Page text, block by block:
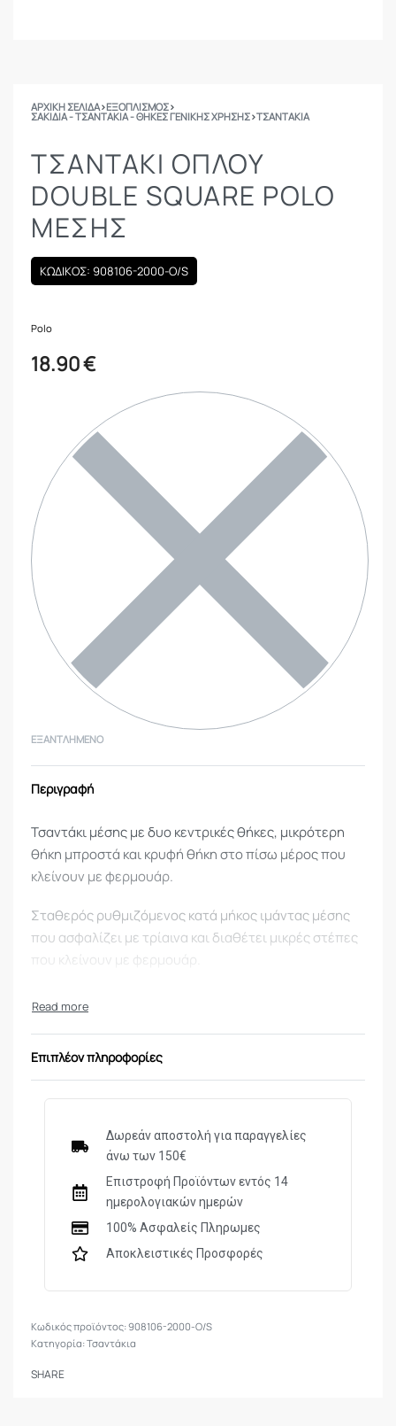
ΑΡΧΙΚΉ ΣΕΛΊΔΑ›ΕΞΟΠΛΙΣΜΟΣ›
ΣΑΚΊΔΙΑ - ΤΣΑΝΤΆΚΙΑ - ΘΉΚΕΣ ΓΕΝΙΚΉΣ ΧΡΉΣΗΣ›ΤΣΑΝΤΆΚΙΑ
ΤΣΑΝΤΆΚΙ ΌΠΛΟΥ
DOUBLE SQUARE POLO
ΜΈΣΗΣ
ΚΩΔΙΚΟΣ: 908106-2000-O/S
Polo
18.90€
ΕΞΑΝΤΛΗΜΈΝΟ
Περιγραφή
Τσαντάκι μέσης με δυο κεντρικές θήκες, μικρότερη
θήκη μπροστά και κρυφή θήκη στο πίσω μέρος που
κλείνουν με φερμουάρ.
Σταθερός ρυθμιζόμενος κατά μήκος ιμάντας μέσης
που ασφαλίζει με τρίαινα και διαθέτει μικρές στέπες
που κλείνουν με φερμουάρ.
Ύφασμα codura.
Διαστάσεις: 15x23x12cm
Επιπλέον πληροφορίες
Δωρεάν αποστολή για παραγγελίες
άνω των 150€
Επιστροφή Προϊόντων εντός 14
ημερολογιακών ημερών
100% Ασφαλείς Πληρωμες
Αποκλειστικές Προσφορές
908106-2000-O/S
Κατηγορία:Τσαντάκια
SHARE